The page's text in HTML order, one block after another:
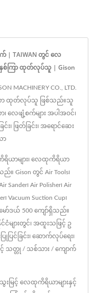
| TAIWAN တွင် လေ
စ်ကြာ ထုတ်လုပ်သူ | Gison
CO., LTD.
ထုတ်လုပ်သူ ဖြစ်သည်။သူ
ေဖျံ့စက်များ အပါအဝင်၊
၊ ဖြတ်ခြင်း၊ အရောင်ဆေး
ာ
ကိရိယာများ၊ လေထုကိရိယာ
Gison တွင် Air Tools၊
Sander၊ Air Polisher၊ Air
၊ Vacuum Suction Cup၊
မော်ဒယ် 500 ကျော်ရှိသည်။
ငံများတွင်၊ အထူးသဖြင့် ဥ
ပြင်ခြင်း၊ ဆောက်လုပ်ရေး၊
င့် သတ္တု / သစ်သား / ကျောက်
မြင့် လေထုကိရိယာများနှင့်